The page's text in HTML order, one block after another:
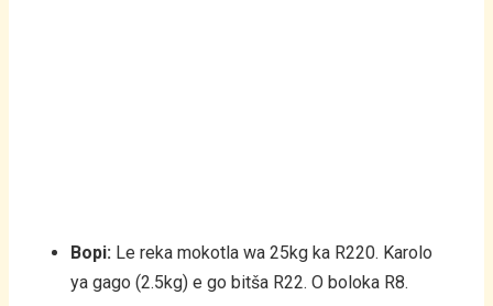
Bopi: Le reka mokotla wa 25kg ka R220. Karolo
ya gago (2.5kg) e go bitša R22. O boloka R8.